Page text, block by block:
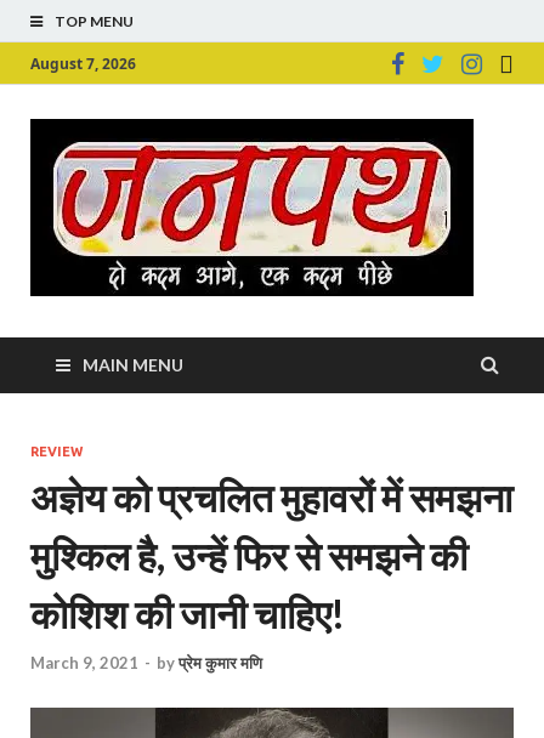
TOP MENU
August 7, 2026
MAIN MENU
REVIEW
अज्ञेय को प्रचलित मुहावरों में समझना
मुश्किल है, उन्हें फिर से समझने की
कोशिश की जानी चाहिए!
March 9, 2021 - byप्रेम कुमार मणि